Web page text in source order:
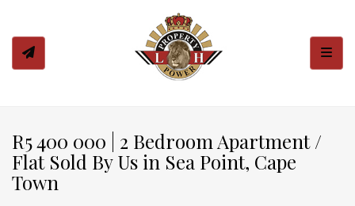
R5 400 000 | 2 Bedroom Apartment /
Flat Sold By Us in Sea Point, Cape
Town